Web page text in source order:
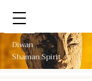
Diwan
Shaman Spirit